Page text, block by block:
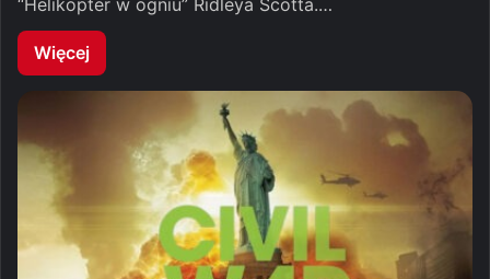
“Helikopter w ogniu” Ridleya Scotta.…
Więcej